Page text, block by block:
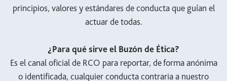
principios, valores y estándares de conducta que guían el
actuar de todas.
¿Para qué sirve el Buzón de Ética?
Es el canal oficial de RCO para reportar, de forma anónima
o identificada, cualquier conducta contraria a nuestro